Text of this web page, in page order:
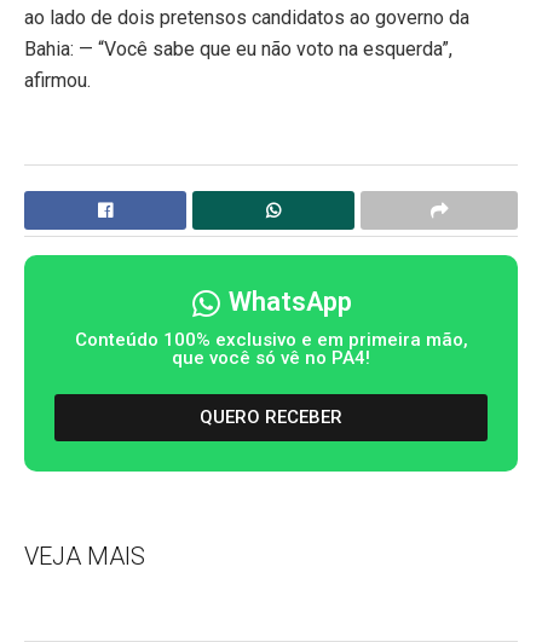
ao lado de dois pretensos candidatos ao governo da
Bahia: — “Você sabe que eu não voto na esquerda”,
afirmou.
WhatsApp
Conteúdo 100% exclusivo e em primeira mão,
que você só vê no PA4!
QUERO RECEBER
VEJA MAIS